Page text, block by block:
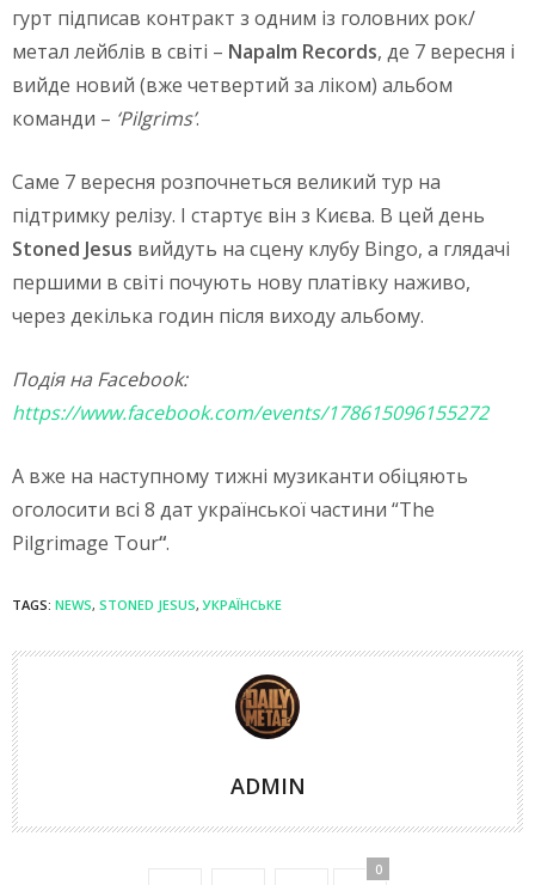
гурт підписав контракт з одним із головних рок/
метал лейблів в світі – Napalm Records, де 7 вересня і
вийде новий (вже четвертий за ліком) альбом
команди – ‘Pilgrims’.
Саме 7 вересня розпочнеться великий тур на
підтримку релізу. І стартує він з Києва. В цей день
Stoned Jesus вийдуть на сцену клубу Bingo, а глядачі
першими в світі почують нову платівку наживо,
через декілька годин після виходу альбому.
Подія на Facebook:
https://www.facebook.com/events/178615096155272
А вже на наступному тижні музиканти обіцяють
оголосити всі 8 дат української частини “The
Pilgrimage Tour“.
TAGS: NEWS, STONED JESUS,УКРАЇНСЬКЕ
ADMIN
0